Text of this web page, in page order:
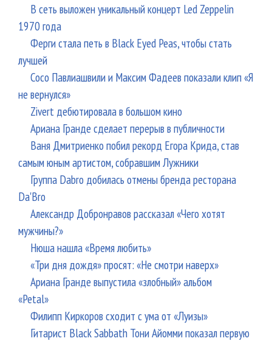
В сеть выложен уникальный концерт Led Zeppelin
1970 года
Ферги стала петь в Black Eyed Peas, чтобы стать
лучшей
Сосо Павлиашвили и Максим Фадеев показали клип «Я
не вернулся»
Zivert дебютировала в большом кино
Ариана Гранде сделает перерыв в публичности
Ваня Дмитриенко побил рекорд Егора Крида, став
самым юным артистом, собравшим Лужники
Группа Dabro добилась отмены бренда ресторана
Da'Bro
Александр Добронравов рассказал «Чего хотят
мужчины?»
Нюша нашла «Время любить»
«Три дня дождя» просят: «Не смотри наверх»
Ариана Гранде выпустила «злобный» альбом
«Petal»
Филипп Киркоров сходит с ума от «Луизы»
Гитарист Black Sabbath Тони Айомми показал первую